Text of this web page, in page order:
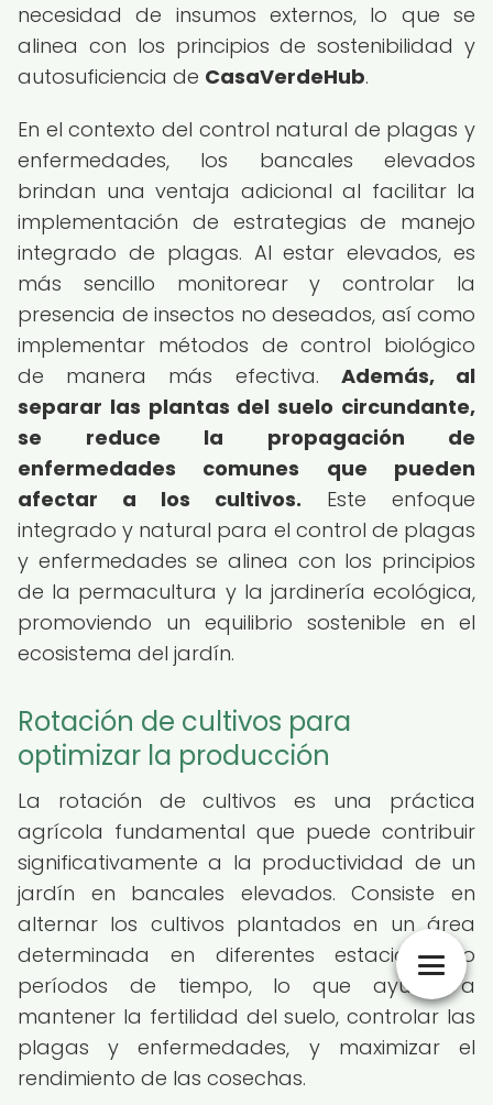
necesidad de insumos externos, lo que se
alinea con los principios de sostenibilidad y
autosuficiencia de CasaVerdeHub.
En el contexto del control natural de plagas y
enfermedades, los bancales elevados
brindan una ventaja adicional al facilitar la
implementación de estrategias de manejo
integrado de plagas. Al estar elevados, es
más sencillo monitorear y controlar la
presencia de insectos no deseados, así como
implementar métodos de control biológico
de manera más efectiva. Además, al
separar las plantas del suelo circundante,
se reduce la propagación de
enfermedades comunes que pueden
afectar a los cultivos. Este enfoque
integrado y natural para el control de plagas
y enfermedades se alinea con los principios
de la permacultura y la jardinería ecológica,
promoviendo un equilibrio sostenible en el
ecosistema del jardín.
Rotación de cultivos para
optimizar la producción
La rotación de cultivos es una práctica
agrícola fundamental que puede contribuir
significativamente a la productividad de un
jardín en bancales elevados. Consiste en
alternar los cultivos plantados en un área
determinada en diferentes estaciones o
períodos de tiempo, lo que ayuda a
mantener la fertilidad del suelo, controlar las
plagas y enfermedades, y maximizar el
rendimiento de las cosechas.